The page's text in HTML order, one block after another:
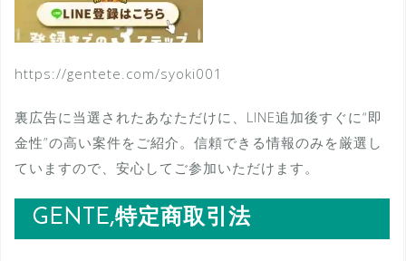
https://gentete.com/syoki001
裏広告に当選されたあなただけに、LINE追加後すぐに“即
金性”の高い案件をご紹介。信頼できる情報のみを厳選し
ていますので、安心してご参加いただけます。
GENTE,特定商取引法